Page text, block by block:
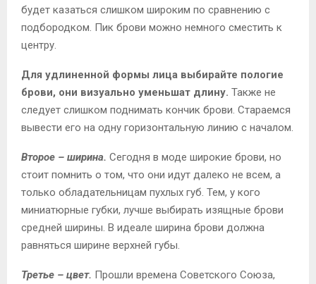
будет казаться слишком широким по сравнению с
подбородком. Пик брови можно немного сместить к
центру.
Для удлиненной формы лица выбирайте пологие
брови, они визуально уменьшат длину. Также не
следует слишком поднимать кончик брови. Стараемся
вывести его на одну горизонтальную линию с началом.
Второе – ширина. Сегодня в моде широкие брови, но
стоит помнить о том, что они идут далеко не всем, а
только обладательницам пухлых губ. Тем, у кого
миниатюрные губки, лучше выбирать изящные брови
средней ширины. В идеале ширина брови должна
равняться ширине верхней губы.
Третье – цвет. Прошли времена Советского Союза,